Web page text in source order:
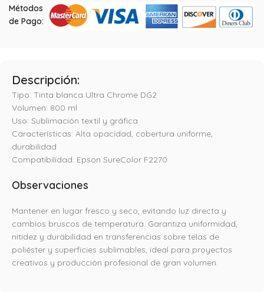
Métodos
de Pago:
Descripción:
Tipo: Tinta blanca Ultra Chrome DG2
Volumen: 800 ml
Uso: Sublimación textil y gráfica
Características: Alta opacidad, cobertura uniforme,
durabilidad
Compatibilidad: Epson SureColor F2270
Observaciones
Mantener en lugar fresco y seco, evitando luz directa y
cambios bruscos de temperatura. Garantiza uniformidad,
nitidez y durabilidad en transferencias sobre telas de
poliéster y superficies sublimables, ideal para proyectos
creativos y producción profesional de gran volumen.